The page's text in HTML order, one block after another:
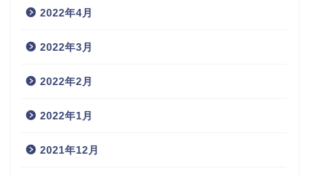
2022年4月
2022年3月
2022年2月
2022年1月
2021年12月